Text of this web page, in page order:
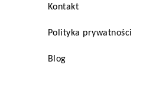
Kontakt
Polityka prywatności
Blog